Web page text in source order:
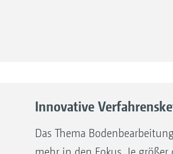
Innovative
Das Thema